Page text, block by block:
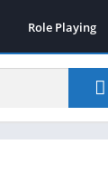
Role Playing